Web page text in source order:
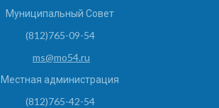
Муниципальный Совет
(812)765-09-54
ms@mo54.ru
Местная администрация
(812)765-42-54